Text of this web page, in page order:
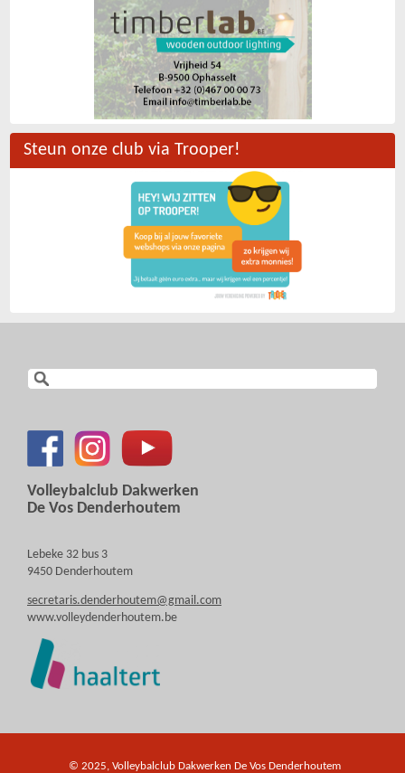
Steun onze club via Trooper!
Volleybalclub Dakwerken
De Vos Denderhoutem
Lebeke 32 bus 3
9450 Denderhoutem
secretaris.denderhoutem@gmail.com
www.volleydenderhoutem.be
© 2025, Volleybalclub Dakwerken De Vos Denderhoutem